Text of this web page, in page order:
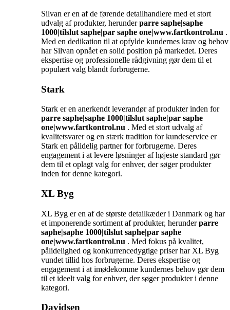
Silvan er en af de førende detailhandlere med et stort
udvalg af produkter, herunderparre saphe|saphe
1000|tilslut saphe|par saphe one|www.fartkontrol.nu .
Med en dedikation til at opfylde kundernes krav og behov
har Silvan opnået en solid position på markedet. Deres
ekspertise og professionelle rådgivning gør dem til et
populært valg blandt forbrugerne.
Stark
Stark er en anerkendt leverandør af produkter inden for
parre saphe|saphe 1000|tilslut saphe|par saphe
one|www.fartkontrol.nu . Med et stort udvalg af
kvalitetsvarer og en stærk tradition for kundeservice er
Stark en pålidelig partner for forbrugerne. Deres
engagement i at levere løsninger af højeste standard gør
dem til et oplagt valg for enhver, der søger produkter
inden for denne kategori.
XL Byg
XL Byg er en af de største detailkæder i Danmark og har
et imponerende sortiment af produkter, herunderparre
saphe|saphe 1000|tilslut saphe|par saphe
one|www.fartkontrol.nu . Med fokus på kvalitet,
pålidelighed og konkurrencedygtige priser har XL Byg
vundet tillid hos forbrugerne. Deres ekspertise og
engagement i at imødekomme kundernes behov gør dem
til et ideelt valg for enhver, der søger produkter i denne
kategori.
Davidsen